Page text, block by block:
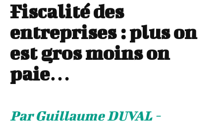
Fiscalité des
entreprises : plus on
est gros moins on
paie…
Par Guillaume DUVAL -